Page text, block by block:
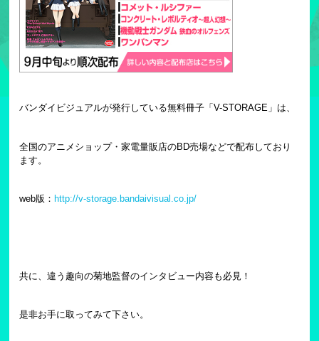
バンダイビジュアルが発行している無料冊子「V-STORAGE」は、
全国のアニメショップ・家電量販店のBD売場などで配布しており
ます。
web版： http://v-storage.bandaivisual.co.jp/
共に、違う趣向の菊地監督のインタビュー内容も必見！
是非お手に取ってみて下さい。